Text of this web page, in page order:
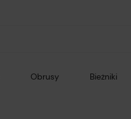
Obrusy Bieżniki